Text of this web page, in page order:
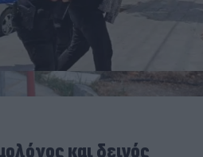
και δεινός